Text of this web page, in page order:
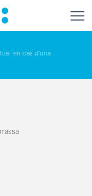
en cas d'una